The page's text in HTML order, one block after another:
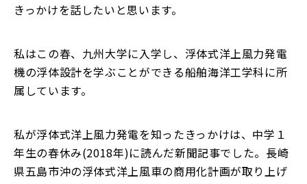
きっかけを話したいと思います。
私はこの春、九州大学に入学し、浮体式洋上風力発電
機の浮体設計を学ぶことができる船舶海洋工学科に所
属しています。
私が浮体式洋上風力発電を知ったきっかけは、中学１
年生の春休み(2018年)に読んだ新聞記事でした。長崎
県五島市沖の浮体式洋上風車の商用化計画が取り上げ